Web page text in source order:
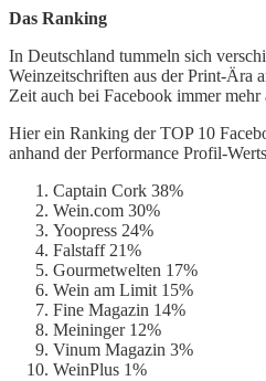
Das Ranking
In Deutschland tummeln sich
Weinzeitschriften aus der Print-Ära
Zeit auch bei Facebook immer
Hier ein Ranking der TOP 10
anhand der Performance Profil-
Captain Cork 38%
Wein.com 30%
Yoopress 24%
Falstaff 21%
Gourmetwelten 17%
Wein am Limit 15%
Fine Magazin 14%
Meininger 12%
Vinum Magazin 3%
WeinPlus 1%